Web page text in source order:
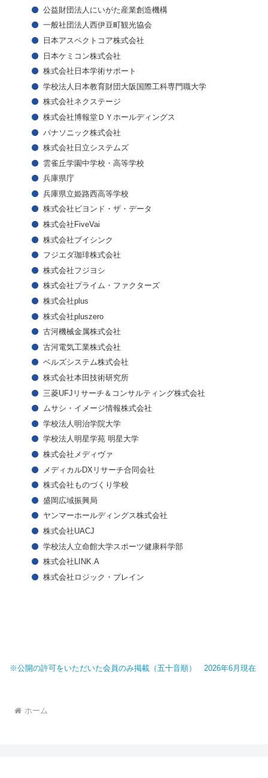
公益財団法人にいがた産業創造機構
一般社団法人西伊豆町観光協会
日本アスペクトコア株式会社
日本ケミコン株式会社
株式会社日本学術サポート
学校法人日本教育財団大阪国際工科専門職大学
株式会社ネクステージ
株式会社博報堂ＤＹホールディングス
パナソニック株式会社
株式会社日立システムズ
雲雀丘学園中学校・高等学校
兵庫県庁
兵庫県立姫路西高等学校
株式会社ビヨンド・ザ・データ
株式会社FiveVai
株式会社ブイシンク
フジエダ珈琲株式会社
株式会社フジヨシ
株式会社プライム・ファクターズ
株式会社plus
株式会社pluszero
古河機械金属株式会社
古河電気工業株式会社
ベルズシステム株式会社
株式会社本田技術研究所
三菱UFJリサーチ＆コンサルティング株式会社
ムサシ・イメージ情報株式会社
学校法人明治学院大学
学校法人明星学苑 明星大学
株式会社メディヴァ
メディカルDXリサーチ合同会社
株式会社ものづくり学校
盛岡広域振興局
ヤンマーホールディングス株式会社
株式会社UACJ
学校法人立命館大学スポーツ健康科学部
株式会社LINK.A
株式会社ロジック・ブレイン
※公開の許可をいただいた会員のみ掲載（五十音順） 2026年6月現在
ホーム